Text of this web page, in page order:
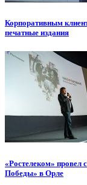
Корпоративным
печатные издания
«Ростелеком» провел
Победы» в Орле